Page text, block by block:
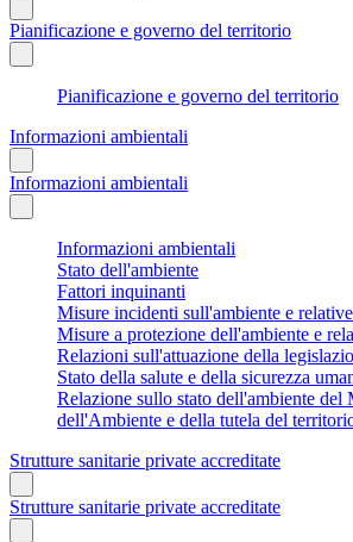
Pianificazione e governo del territorio
Pianificazione e governo del territorio
Informazioni ambientali
Informazioni ambientali
Informazioni ambientali
Stato dell'ambiente
Fattori inquinanti
Misure incidenti sull'ambiente e
Misure a protezione dell'ambiente e
Relazioni sull'attuazione della
Stato della salute e della sicurezza
Relazione sullo stato dell'ambiente del
dell'Ambiente e della tutela del
Strutture sanitarie private accreditate
Strutture sanitarie private accreditate